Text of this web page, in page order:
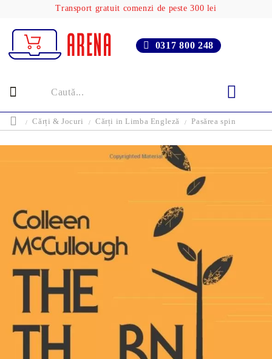
Transport gratuit comenzi de peste 300 lei
0317 800 248
Cărți & Jocuri Cărți in Limba Engleză Pasărea spin